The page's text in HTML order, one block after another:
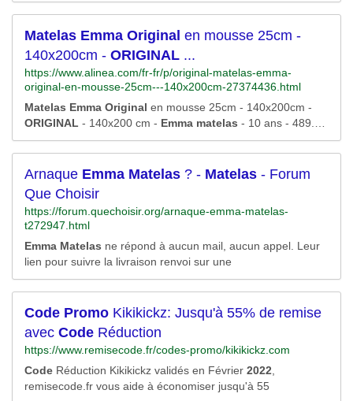
Matelas Emma Original en mousse 25cm -
140x200cm - ORIGINAL ...
https://www.alinea.com/fr-fr/p/original-matelas-emma-
original-en-mousse-25cm---140x200cm-27374436.html
Matelas Emma Original en mousse 25cm - 140x200cm -
ORIGINAL - 140x200 cm - Emma matelas - 10 ans - 489.00
EUR -Matelasle plus vendu depuis 2020 alinea
Arnaque Emma Matelas ? - Matelas - Forum
Que Choisir
https://forum.quechoisir.org/arnaque-emma-matelas-
t272947.html
Emma Matelas ne répond à aucun mail, aucun appel. Leur
lien pour suivre la livraison renvoi sur une
Code Promo Kikikickz: Jusqu'à 55% de remise
avec Code Réduction
https://www.remisecode.fr/codes-promo/kikikickz.com
Code Réduction Kikikickz validés en Février 2022
remisecode.fr vous aide à économiser jusqu'à 55